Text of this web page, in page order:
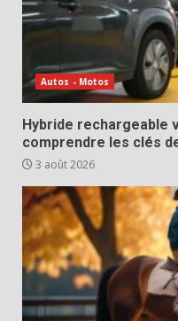
Autos - Motos
Hybride rechargeable
comprendre les clés
3 août 2026